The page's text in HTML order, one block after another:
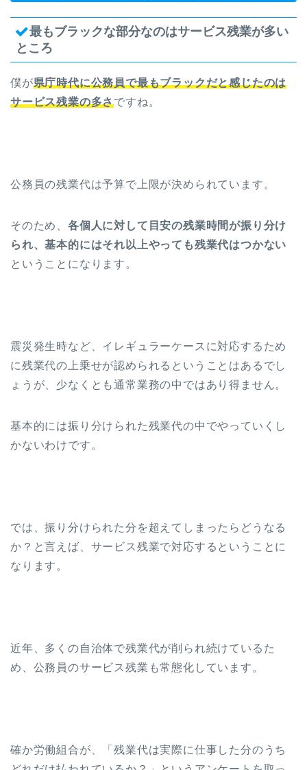
最もブラックな部分なのはサービス残業が多い
ところ
僕が県庁時代に公務員で最もブラックだと感じたのは
サービス残業の多さですね。
公務員の残業代は予算で上限が決められています。
そのため、 各個人に対して目安の残業時間が振り分け
られ、基本的にはそれ以上やっても残業代はつかない
ということになります。
震災発生時など、イレギュラーケースに対応するため
に残業代の上乗せが認められるということはあるでし
ょうが、少なくとも通常業務の中ではあり得ません。
基本的には振り分けられた残業代の中でやっていくし
かないわけです。
では、振り分けられた分を超えてしまったらどうなる
か？と言えば、サービス残業で対応するということに
なります。
近年、多くの自治体で残業代が削られ続けているた
め、公務員のサービス残業も常態化しています。
確か労働組合が、「残業代は実際に仕事した分のうち